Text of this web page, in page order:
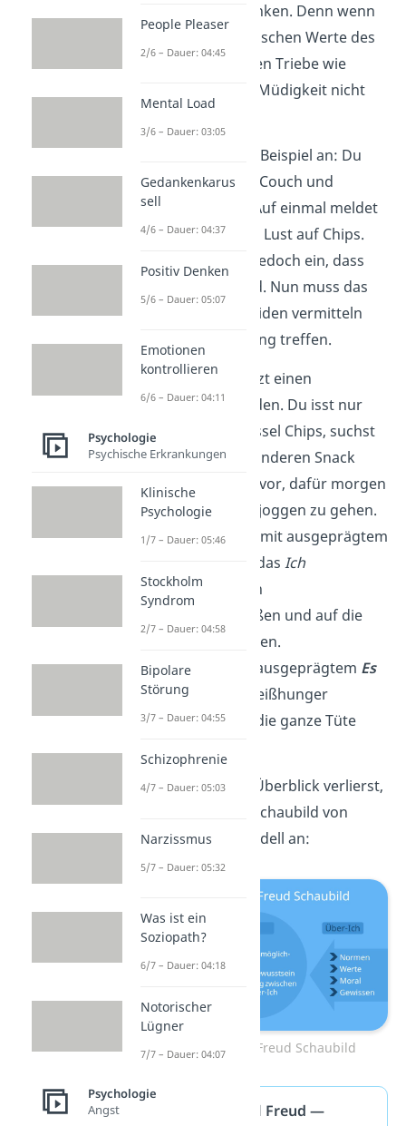
gänzlich einzuschränken. Denn wenn
es nur auf die moralischen Werte des
Über-Ich hört, können Triebe wie
Hunger, Durst oder Müdigkeit nicht
Schauen wir uns ein Beispiel an: Du
sitzt abends auf der Couch und
schaust einen Film. Auf einmal meldet
sich deinEs: Du hast Lust auf Chips.
Dein
wirft jedoch ein, dass
Chips ungesund sind. Nun muss das
Ich
zwischen den beiden vermitteln
und eine Entscheidung treffen.
DasIchmuss jetzt einen
Kompromiss finden. Du isst nur
eine kleine Schüssel Chips, suchst
nach einem gesünderen Snack
oder nimmst dir vor, dafür morgen
früh eine Runde joggen zu gehen.
Bei einer Person mit ausgeprägtem
würde das Ich
entscheiden, sich
zusammenzureißen und auf die
Chips zu verzichten.
Eine Person mit ausgeprägtem Es
würde seinem Heißhunger
nachgehen und die ganze Tüte
Damit du nicht den Überblick verlierst,
schau dir doch das Schaubild von
Freuds Instanzenmodell an:
Instanzenmodell Freud Schaubild
Instanzenmodell Freud —
People Pleaser
2/6 – Dauer: 04:45
Mental Load
3/6 – Dauer: 03:05
Gedankenkarus
sell
4/6 – Dauer: 04:37
Positiv Denken
5/6 – Dauer: 05:07
Emotionen
kontrollieren
6/6 – Dauer: 04:11
Psychologie
Psychische Erkrankungen
Klinische
Psychologie
1/7 – Dauer: 05:46
Stockholm
Syndrom
2/7 – Dauer: 04:58
Bipolare
Störung
3/7 – Dauer: 04:55
Schizophrenie
4/7 – Dauer: 05:03
Narzissmus
5/7 – Dauer: 05:32
Was ist ein
Soziopath?
6/7 – Dauer: 04:18
Notorischer
Lügner
7/7 – Dauer: 04:07
Psychologie
Angst